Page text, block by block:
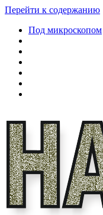
Перейти к содержанию
Под микроскопом